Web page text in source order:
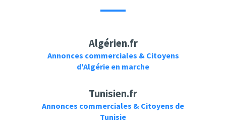
Algérien.fr
Annonces commerciales & Citoyens
d'Algérie en marche
Tunisien.fr
Annonces commerciales & Citoyens de
Tunisie